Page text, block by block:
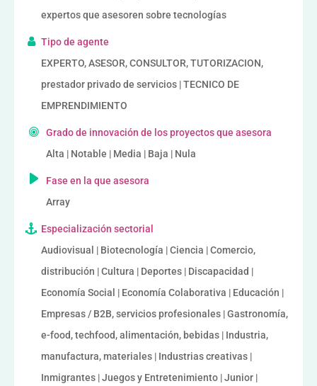
expertos que asesoren sobre tecnologías
Tipo de agente
EXPERTO, ASESOR, CONSULTOR, TUTORIZACION,
prestador privado de servicios | TECNICO DE
EMPRENDIMIENTO
Grado de innovación de los proyectos que asesora
Alta | Notable | Media | Baja | Nula
Fase en la que asesora
Array
Especialización sectorial
Audiovisual | Biotecnología | Ciencia | Comercio,
distribución | Cultura | Deportes | Discapacidad |
Economía Social | Economía Colaborativa | Educación |
Empresas / B2B, servicios profesionales | Gastronomía,
e-food, techfood, alimentación, bebidas | Industria,
manufactura, materiales | Industrias creativas |
Inmigrantes | Juegos y Entretenimiento | Junior |